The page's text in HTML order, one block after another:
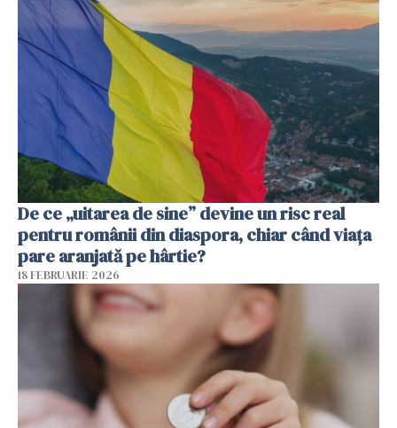
De ce „uitarea de sine” devine un risc real
pentru românii din diaspora, chiar când viața
pare aranjată pe hârtie?
18 FEBRUARIE 2026